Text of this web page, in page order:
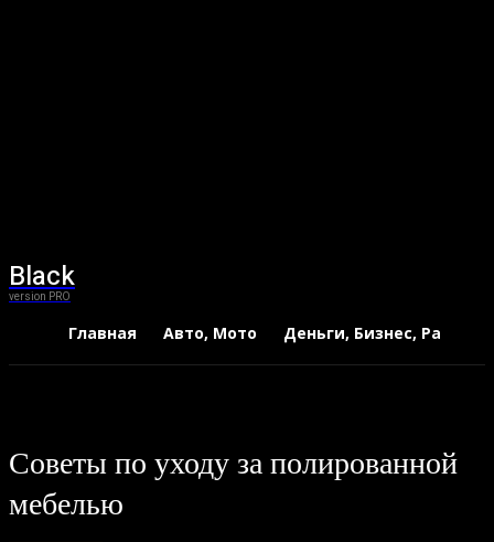
Black
version PRO
Главная Авто, Мото Деньги, Бизнес, Работа
Советы по уходу за полированной
мебелью